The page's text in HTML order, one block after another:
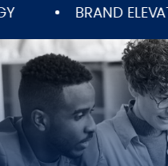
BRAND ELEVATION